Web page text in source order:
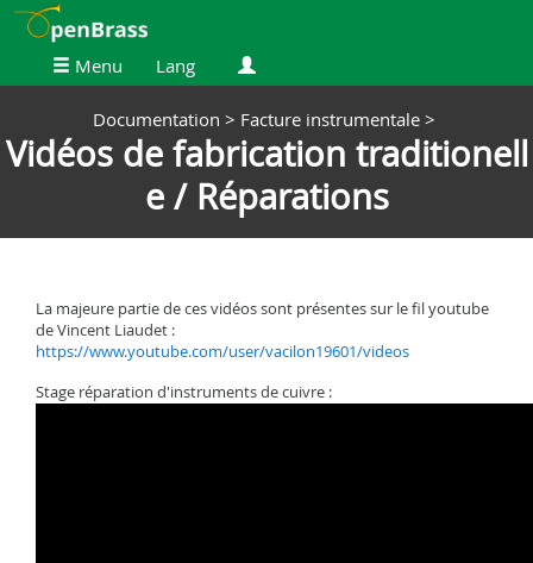
Menu Lang
Documentation > Facture instrumentale >
Vidéos de fabrication traditionell
e / Réparations
La majeure partie de ces vidéos sont présentes sur le fil youtube
de Vincent Liaudet :
https://www.youtube.com/user/vacilon19601/videos
Stage réparation d'instruments de cuivre :